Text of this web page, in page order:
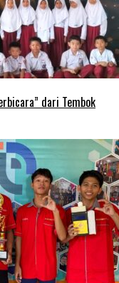
dari Tembok